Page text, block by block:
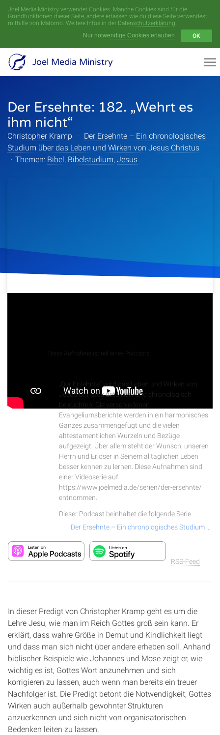
Joel Media Ministry verwendet Cookies. Manche Cookies sind für die
Grundfunktionen dieser Seite, andere erfassen wie du diese Seite verwendest
mithilfe von Matomo. Weitere Infos in der Datenschutzerklärung.
Nur notwendige Cookies erlauben
OK
Joel Media Ministry
Der Ersehnte: 182. „Wehrt es
ihm nicht“
Christopher Kramp ·
Der Ersehnte – Ein chronologisches
Studium über das Leben und Wirken von Jesus Christus
· Themen: Bibel, Bibelstudium, Jesus
Diese Aufnahme ist teil eines Podcasts
„Der Ersehnte“ wird das Leben und Wirken von
Jesus Christus detailliert und chronologisch
beleuchten. Die verschiedenen
Evangeliumsberichte werden in ein harmonisches
Ganzes zusammengefügt und die vielen
alttestamentlichen Wurzeln und Bezüge
aufgezeigt. Über allem steht der Wunsch, unseren
Herrn und Erlöser in Seinem alltäglichen Leben
besser kennen zu lernen. Diese Aufnahmen sind
einer Videoserie auf
https://www.joelmedia.de/serien/der-ersehnte/
entnommen.
Dieser Podcast beinhaltet die folgende Serie:
RSS-Feed
In dieser Predigt von Christopher Kramp geht es um die
Lehre Jesu, wie man im Reich Gottes groß sein kann. Er
erklärt, dass wahre Größe in Demut und Kindlichkeit liegt
und dass man sich nicht über andere erheben soll. Anhand
biblischer Beispiele wie Johannes und Mose zeigt er, wie
wichtig es ist, Gottes Wort anzunehmen und sich
korrigieren zu lassen, auch wenn man bereits ein treuer
Nachfolger ist. Die Predigt betont die Notwendigkeit, Gottes
Wirken auch außerhalb gewohnter Strukturen
anzuerkennen und sich nicht von organisatorischen
Bedenken leiten zu lassen.
Menü
Videoarchiv
Serien
Themen